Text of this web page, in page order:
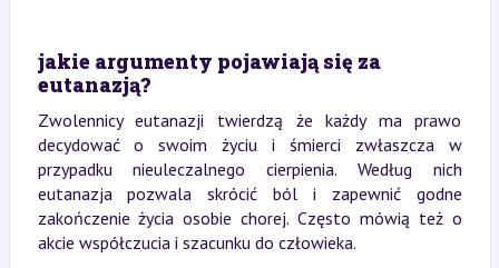
jakie argumenty pojawiają się za
eutanazją?
Zwolennicy eutanazji twierdzą że każdy ma prawo
decydować o swoim życiu i śmierci zwłaszcza w
przypadku nieuleczalnego cierpienia. Według nich
eutanazja pozwala skrócić ból i zapewnić godne
zakończenie życia osobie chorej. Często mówią też o
akcie współczucia i szacunku do człowieka.